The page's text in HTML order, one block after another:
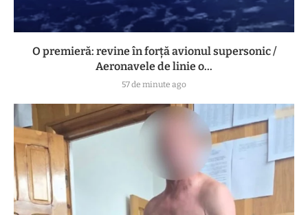
O premieră: revine în forță avionul supersonic /
Aeronavele de linie o...
57 de minute ago